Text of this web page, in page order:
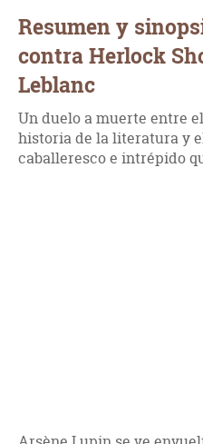
Resumen y
contra Herlock
Leblanc
Un duelo a muerte entre
historia de la literatura y
caballeresco e intrépido